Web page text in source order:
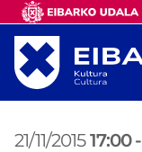
21/11/2015 17:00 -